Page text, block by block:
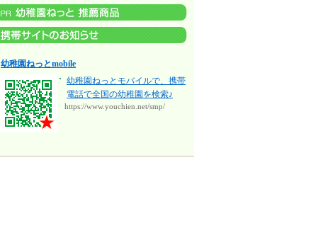
幼稚園ねっとmobile
幼稚園ねっとモバイルで、携帯
電話で全国の幼稚園を検索♪
https://www.youchien.net/smp/